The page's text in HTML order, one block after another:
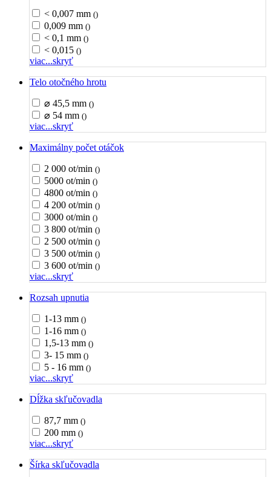
< 0,007 mm ()
0,009 mm ()
< 0,1 mm ()
< 0,015 ()
viac...skryť
Telo otočného hrotu
⌀ 45,5 mm ()
⌀ 54 mm ()
viac...skryť
Maximálny počet otáčok
2 000 ot/min ()
5000 ot/min ()
4800 ot/min ()
4 200 ot/min ()
3000 ot/min ()
3 800 ot/min ()
2 500 ot/min ()
3 500 ot/min ()
3 600 ot/min ()
viac...skryť
Rozsah upnutia
1-13 mm ()
1-16 mm ()
1,5-13 mm ()
3- 15 mm ()
5 - 16 mm ()
viac...skryť
Dĺžka skľučovadla
87,7 mm ()
200 mm ()
viac...skryť
Šírka skľučovadla